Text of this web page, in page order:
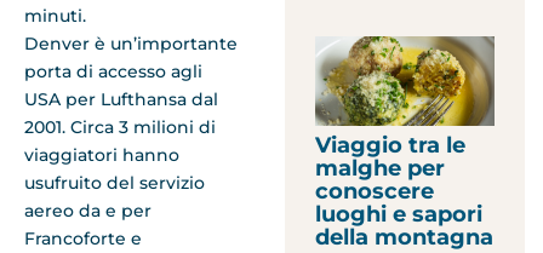
minuti.
Denver è un’importante
porta di accesso agli
USA per Lufthansa dal
2001. Circa 3 milioni di
viaggiatori hanno
usufruito del servizio
aereo da e per
Francoforte e
Viaggio tra le
malghe per
conoscere
luoghi e sapori
della montagna